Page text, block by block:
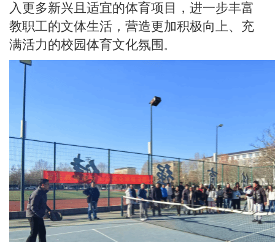
入更多新兴且适宜的体育项目，进一步丰富
教职工的文体生活，营造更加积极向上、充
满活力的校园体育文化氛围。